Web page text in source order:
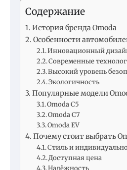
Содержание
История бренда Omoda
Особенности
Инновационный
Современные
Высокий уровень
Экологичность
Популярные модели
Omoda C5
Omoda C7
Omoda EV
Почему стоит выбрать
Стиль и
Доступная цена
Надёжность